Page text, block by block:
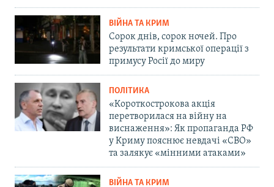
ВІЙНА ТА КРИМ
Сорок днів, сорок ночей. Про
результати кримської операції з
примусу Росії до миру
ПОЛІТИКА
«Короткострокова акція
перетворилася на війну на
виснаження»: Як пропаганда РФ
у Криму пояснює невдачі «СВО»
та залякує «мінними атаками»
ВІЙНА ТА КРИМ